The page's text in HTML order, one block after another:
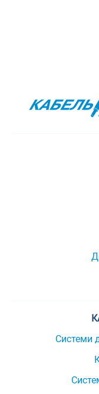
Системи